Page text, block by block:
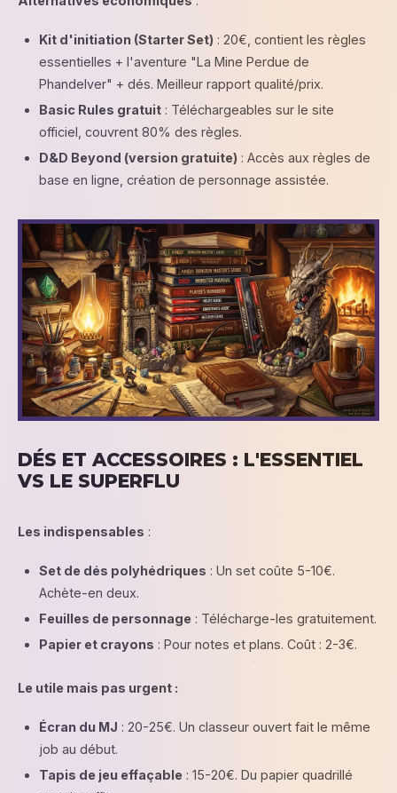
Kit d'initiation (Starter Set) : 20€, contient les règles
essentielles + l'aventure "La Mine Perdue de
Phandelver" + dés. Meilleur rapport qualité/prix.
Basic Rules gratuit : Téléchargeables sur le site
officiel, couvrent 80% des règles.
D&D Beyond (version gratuite) : Accès aux règles de
base en ligne, création de personnage assistée.
DÉS ET ACCESSOIRES : L'ESSENTIEL
VS LE SUPERFLU
Les indispensables :
Set de dés polyhédriques : Un set coûte 5-10€.
Achète-en deux.
Feuilles de personnage : Télécharge-les gratuitement.
Papier et crayons : Pour notes et plans. Coût : 2-3€.
Le utile mais pas urgent :
Écran du MJ : 20-25€. Un classeur ouvert fait le même
job au début.
Tapis de jeu effaçable : 15-20€. Du papier quadrillé